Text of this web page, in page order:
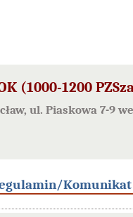
(1000-1200
ul. Piaskowa 7-9
Komunikat